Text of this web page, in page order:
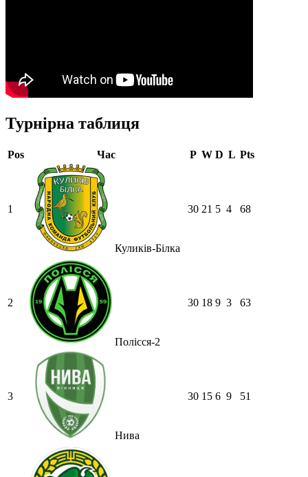
Турнірна таблиця
Pos Час P W D L Pts
1
Куликів-Білка
30 21 5 4 68
2
Полісся-2
30 18 9 3 63
3
Нива
30 15 6 9 51